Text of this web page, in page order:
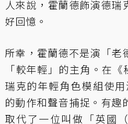
人來說，霍蘭德飾演德瑞
好回憶。
所幸，霍蘭德不是演「老
「較年輕」的主角。在
瑞克的年輕角色模組使
的動作和聲音捕捉。有趣
取代了一位叫做「英國